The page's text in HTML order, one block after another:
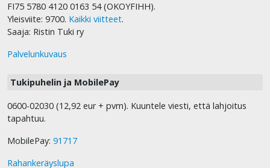
FI75 5780 4120 0163 54 (OKOYFIHH).
Yleisviite: 9700. Kaikki viitteet.
Saaja: Ristin Tuki ry
Palvelunkuvaus
Tukipuhelin ja MobilePay
0600-02030 (12,92 eur + pvm). Kuuntele viesti, että lahjoitus
tapahtuu.
MobilePay: 91717
Rahankeräyslupa